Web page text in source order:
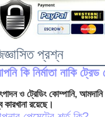
প্রশ্ন
কি নির্মাতা নাকি ট্রেড
ও ট্রেডিং কোম্পানি,
রয়েছে।